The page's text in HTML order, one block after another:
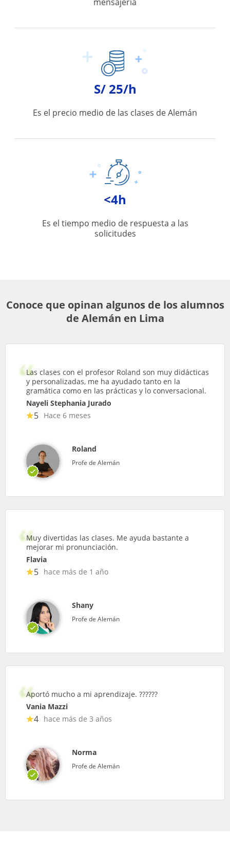
S/ 25/h
Es el precio medio de las clases de Alemán
<4h
Es el tiempo medio de respuesta a las
solicitudes
Conoce que opinan algunos de los alumnos
de Alemán en Lima
Las clases con el profesor Roland son muy didácticas
y personalizadas, me ha ayudado tanto en la
gramática como en las prácticas y lo conversacional.
Nayeli Stephania Jurado
5 Hace 6 meses
Roland
Profe de Alemán
Muy divertidas las clases. Me ayuda bastante a
mejorar mi pronunciación.
Flavia
5 hace más de 1 año
Shany
Profe de Alemán
Aportó mucho a mi aprendizaje. ??????
Vania Mazzi
4 hace más de 3 años
Norma
Profe de Alemán